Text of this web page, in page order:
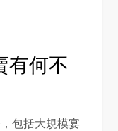
有何不
包括大規模宴